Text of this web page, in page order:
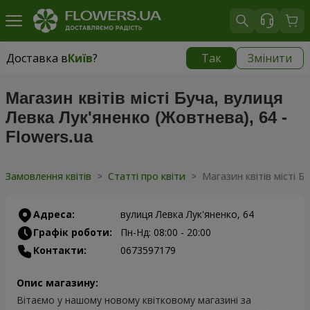
Доставка вКиїв? Так Змінити
Доставка вКиїв
Магазин квітів місті Буча, вулиця
Левка Лук'яненко (Жовтнева), 64 -
Flowers.ua
Замовлення квітів > Статті про квіти > Магазин квітів
Адреса:
вулиця Левка Лук'яненко, 64
Графік роботи:
Пн-Нд: 08:00 - 20:00
Контакти:
0673597179
Опис магазину:
Вітаємо у нашому новому квітковому магазині за